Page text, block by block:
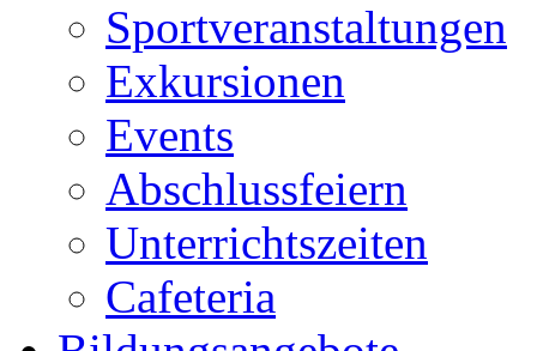
Sportveranstaltungen
Exkursionen
Events
Abschlussfeiern
Unterrichtszeiten
Cafeteria